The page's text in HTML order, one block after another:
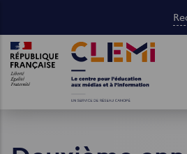
contenu
principal
Images Images